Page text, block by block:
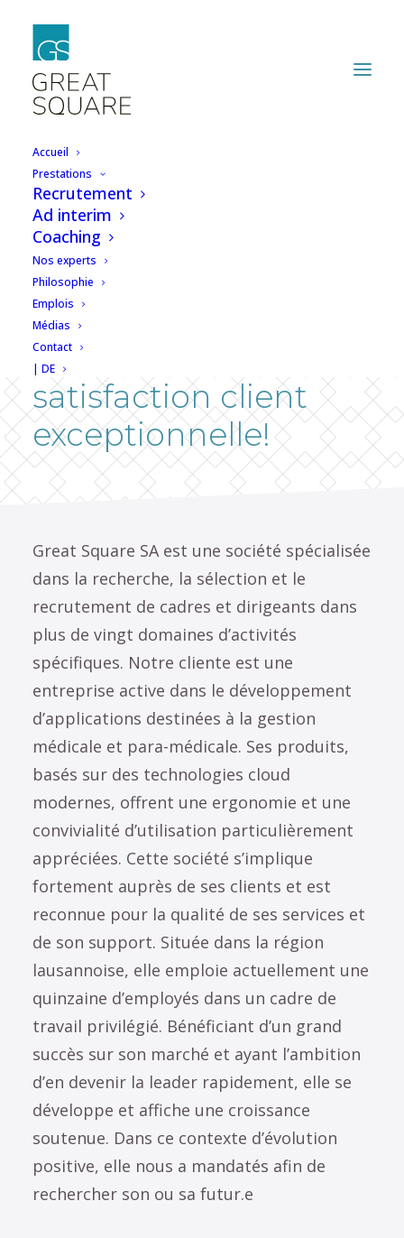
Accueil
Prestations
Recrutement
Ad interim
Coaching
Nos experts
Philosophie
Emplois
Médias
Contact
| DE
Développez le
marché d’une
application médicale
innovante tout en
assurant une
satisfaction client
exceptionnelle!
Great Square SA est une société spécialisée
dans la recherche, la sélection et le
recrutement de cadres et dirigeants dans
plus de vingt domaines d’activités
spécifiques. Notre cliente est une
entreprise active dans le développement
d’applications destinées à la gestion
médicale et para-médicale. Ses produits,
basés sur des technologies cloud
modernes, offrent une ergonomie et une
convivialité d’utilisation particulièrement
appréciées. Cette société s’implique
fortement auprès de ses clients et est
reconnue pour la qualité de ses services et
de son support. Située dans la région
lausannoise, elle emploie actuellement une
quinzaine d’employés dans un cadre de
travail privilégié. Bénéficiant d’un grand
succès sur son marché et ayant l’ambition
d’en devenir la leader rapidement, elle se
développe et affiche une croissance
soutenue. Dans ce contexte d’évolution
positive, elle nous a mandatés afin de
rechercher son ou sa futur.e